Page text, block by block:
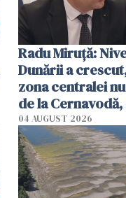
Radu Miruţă:
Dunării a
zona centralei
de la Cernavodă,
cm faţă de ziua
04 AUGUST 2026